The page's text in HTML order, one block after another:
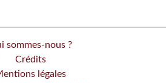
sommes-nous ?
Crédits
légales